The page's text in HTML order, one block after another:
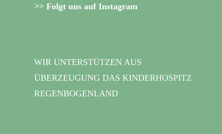
>> Folgt uns auf Instagram
WIR UNTERSTÜTZEN AUS
ÜBERZEUGUNG DAS KINDERHOSPITZ
REGENBOGENLAND